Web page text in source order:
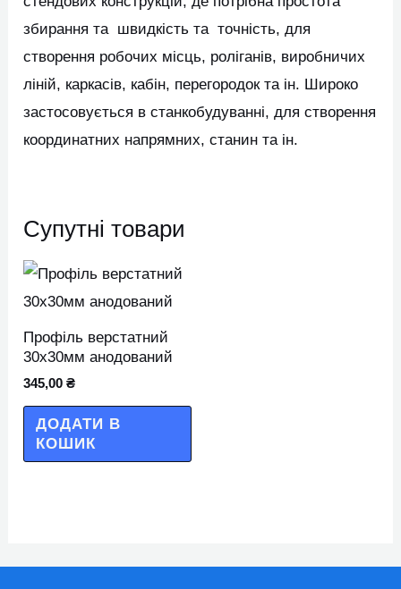
збирання та швидкість та точність, для
створення робочих місць, роліганів, виробничих
ліній, каркасів, кабін, перегородок та ін. Широко
застосовується в станкобудуванні, для створення
координатних напрямних, станин та ін.
Супутні товари
Профіль верстатний
30х30мм анодований
345,00₴
ДОДАТИ В
КОШИК